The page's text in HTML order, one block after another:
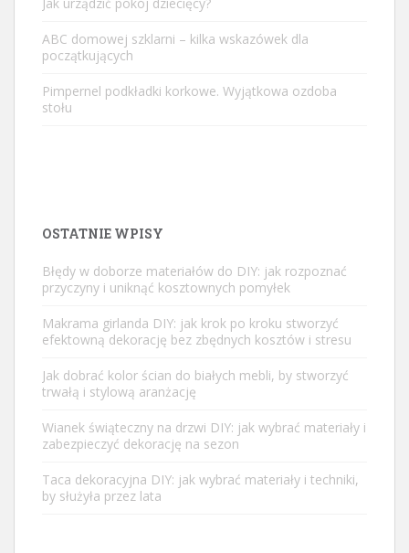
ABC domowej szklarni – kilka wskazówek dla
początkujących
Pimpernel podkładki korkowe. Wyjątkowa ozdoba
stołu
OSTATNIE WPISY
Błędy w doborze materiałów do DIY: jak rozpoznać
przyczyny i uniknąć kosztownych pomyłek
Makrama girlanda DIY: jak krok po kroku stworzyć
efektowną dekorację bez zbędnych kosztów i stresu
Jak dobrać kolor ścian do białych mebli, by stworzyć
trwałą i stylową aranżację
Wianek świąteczny na drzwi DIY: jak wybrać materiały i
zabezpieczyć dekorację na sezon
Taca dekoracyjna DIY: jak wybrać materiały i techniki,
by służyła przez lata